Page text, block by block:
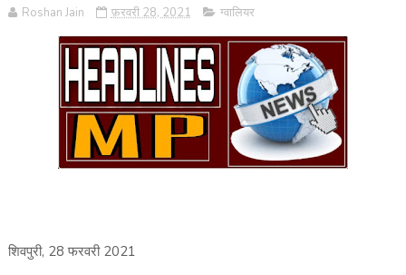
Roshan Jain फ़रवरी 28, 2021 ग्वालियर
शिवपुरी, 28 फरवरी 2021